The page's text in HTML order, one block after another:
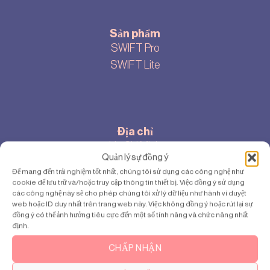
Quản lý sự đồng ý
Để mang đến trải nghiệm tốt nhất, chúng tôi sử dụng các công nghệ như
cookie để lưu trữ và/hoặc truy cập thông tin thiết bị. Việc đồng ý sử dụng
các công nghệ này sẽ cho phép chúng tôi xử lý dữ liệu như hành vi duyệt
web hoặc ID duy nhất trên trang web này. Việc không đồng ý hoặc rút lại sự
đồng ý có thể ảnh hưởng tiêu cực đến một số tính năng và chức năng nhất
định.
CHẤP NHẬN
Sản phẩm
SWIFT Pro
SWIFT Lite
Địa chỉ
Về chúng tôi
Cookie settings